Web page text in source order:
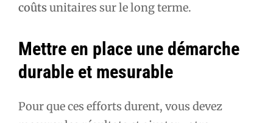
coûtsunitaires sur le long terme.
Mettre en place une démarche
durable et mesurable
Pour que ces efforts durent, vous devez